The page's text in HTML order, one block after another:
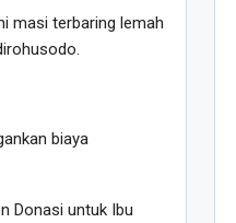
masi terbaring lemah
biaya
Donasi untuk Ibu